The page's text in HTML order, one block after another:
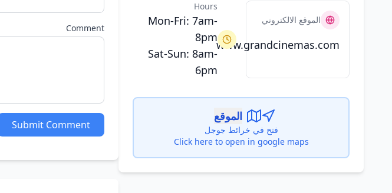
الموقع الالكتروني
www.grandcinemas.com
Hours
Mon-Fri: 7am-
8pm
Sat-Sun: 8am-
6pm
الموقع
فتح في خرائط جوجل
Click here to open in google maps
Comment
Submit Comment